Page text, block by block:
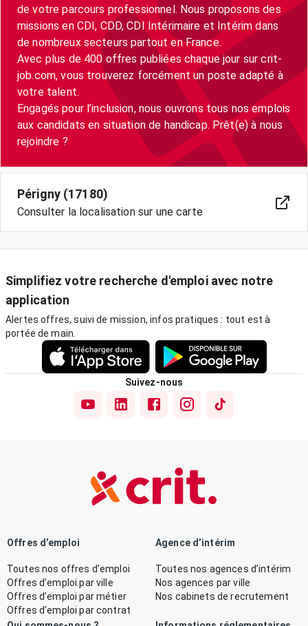
de votre parcours professionnel. Nous proposons des
missions en CDI, CDD, CDI Intérimaire et Intérim dans
de nombreux secteurs partout en France.
Avec plus de 400 offres publiées chaque jour sur crit-
job.com, vous trouverez forcément un poste adapté à
votre talent.
Engagés pour l’inclusion, nous ouvrons tous nos emplois
aux candidats en situation de handicap. Prêt(e) à nous
Périgny (17180)
Consulter la localisation sur une carte
Simplifiez votre recherche d'emploi avec notre
application
Alertes offres, suivi de mission, infos pratiques : tout est à
portée de main.
Suivez-nous
Offres d’emploi
Toutes nos offres d’emploi
Offres d’emploi par ville
Offres d’emploi par métier
Offres d’emploi par contrat
Agence d’intérim
Toutes nos agences d’intérim
Nos agences par ville
Nos cabinets de recrutement